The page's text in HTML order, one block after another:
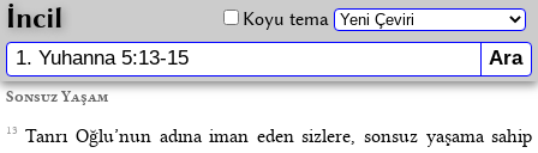
İncil Koyu tema
Sonsuz Yaşam
13
Tanrı Oğlu’nun adına iman eden sizlere, sonsuz yaşama sahip